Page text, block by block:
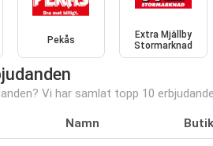
Pekås
Extra Mjällby
Stormarknad
Vi har samlat topp 10
Namn Butik